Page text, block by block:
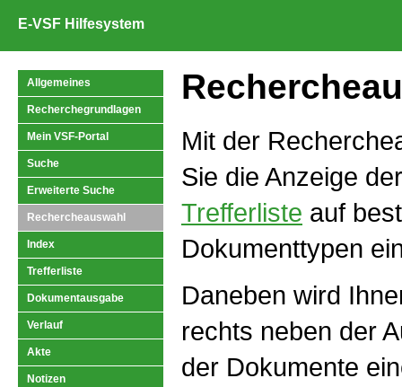
E-VSF Hilfesystem
Allgemeines
Recherchegrundlagen
Mein VSF-Portal
Suche
Erweiterte Suche
Rechercheauswahl
Index
Trefferliste
Dokumentausgabe
Verlauf
Akte
Notizen
Mit der
Sie die Anzeige
Trefferliste auf
Dokumenttypen
Daneben wird
rechts neben der
der Dokumente